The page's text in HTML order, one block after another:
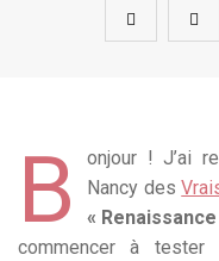
B
onjour ! J’ai
Nancy des
«
commencer à tester